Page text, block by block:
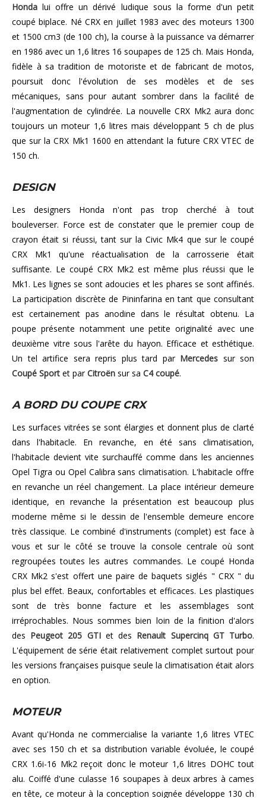
Honda lui offre un dérivé ludique sous la forme d'un petit
coupé biplace. Né CRX en juillet 1983 avec des moteurs 1300
et 1500 cm3 (de 100 ch), la course à la puissance va démarrer
en 1986 avec un 1,6 litres 16 soupapes de 125 ch. Mais Honda,
fidèle à sa tradition de motoriste et de fabricant de motos,
poursuit donc l'évolution de ses modèles et de ses
mécaniques, sans pour autant sombrer dans la facilité de
l'augmentation de cylindrée. La nouvelle CRX Mk2 aura donc
toujours un moteur 1,6 litres mais développant 5 ch de plus
que sur la CRX Mk1 1600 en attendant la future CRX VTEC de
150 ch.
DESIGN
Les designers Honda n'ont pas trop cherché à tout
bouleverser. Force est de constater que le premier coup de
crayon était si réussi, tant sur la Civic Mk4 que sur le coupé
CRX Mk1 qu'une réactualisation de la carrosserie était
suffisante. Le coupé CRX Mk2 est même plus réussi que le
Mk1. Les lignes se sont adoucies et les phares se sont affinés.
La participation discrète de Pininfarina en tant que consultant
est certainement pas anodine dans le résultat obtenu. La
poupe présente notamment une petite originalité avec une
deuxième vitre sous l'arête du hayon. Efficace et esthétique.
Un tel artifice sera repris plus tard par Mercedes sur son
Coupé Sport et parCitroën sur sa C4 coupé.
A BORD DU COUPE CRX
Les surfaces vitrées se sont élargies et donnent plus de clarté
dans l'habitacle. En revanche, en été sans climatisation,
l'habitacle devient vite surchauffé comme dans les anciennes
Opel Tigra ou Opel Calibra sans climatisation. L'habitacle offre
en revanche un réel changement. La place intérieur demeure
identique, en revanche la présentation est beaucoup plus
moderne même si le dessin de l'ensemble demeure encore
très classique. Le combiné d'instruments (complet) est face à
vous et sur le côté se trouve la console centrale où sont
regroupées toutes les autres commandes. Le coupé Honda
CRX Mk2 s'est offert une paire de baquets siglés " CRX " du
plus bel effet. Beaux, confortables et efficaces. Les plastiques
sont de très bonne facture et les assemblages sont
irréprochables. Nous sommes bien loin de la finition d'alors
des Peugeot 205 GTIet des Renault Supercinq GT Turbo.
L'équipement de série était relativement complet surtout pour
les versions françaises puisque seule la climatisation était alors
en option.
MOTEUR
Avant qu'Honda ne commercialise la variante 1,6 litres VTEC
avec ses 150 ch et sa distribution variable évoluée, le coupé
CRX 1.6i-16 Mk2 reçoit donc le moteur 1,6 litres DOHC tout
alu. Coiffé d'une culasse 16 soupapes à deux arbres à cames
en tête, ce moteur à la conception soignée développe 130 ch